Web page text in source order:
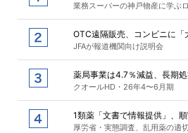
業務スーパーの神戸物産に学ぶ
OTC遠隔販売、コンビニに「
JFAが報道機関向け説明会
薬局事業は4.7％減益、長期
クオールHD・26年4〜6月期
1類薬「文書で情報提供」、
厚労省・実態調査、乱用薬の適